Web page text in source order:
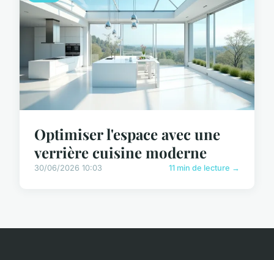
Optimiser l'espace avec une
verrière cuisine moderne
30/06/2026 10:03 11 min de lecture →